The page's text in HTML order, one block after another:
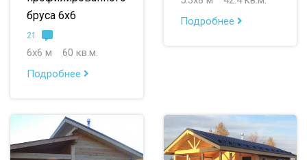
бруса 6х6
21
6х6 м
60 кв.м.
Подробнее
Подробнее